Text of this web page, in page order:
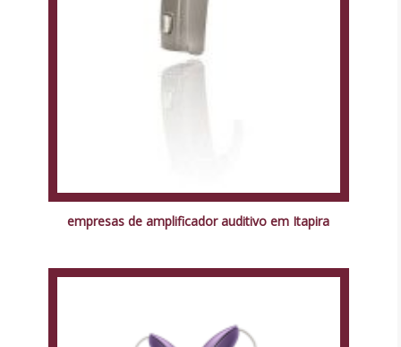
empresas de amplificador auditivo em Itapira